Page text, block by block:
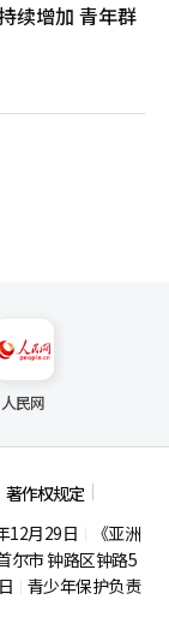
续增加 青年群
人民网
著作权规定
12月29日
《亚洲
尔市钟路区钟路5
青少年保护负责